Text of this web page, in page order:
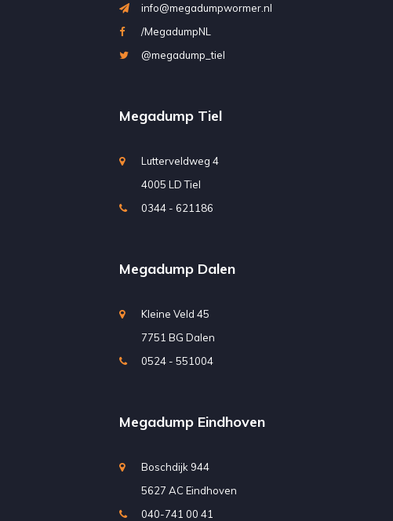
info@megadumpwormer.nl
/MegadumpNL
@megadump_tiel
Megadump Tiel
Lutterveldweg 4
4005 LD Tiel
0344 - 621186
Megadump Dalen
Kleine Veld 45
7751 BG Dalen
0524 - 551004
Megadump Eindhoven
Boschdijk 944
5627 AC Eindhoven
040-741 00 41